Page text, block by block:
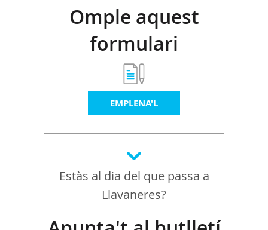
Omple aquest
formulari
EMPLENA'L
Estàs al dia del que passa a
Llavaneres?